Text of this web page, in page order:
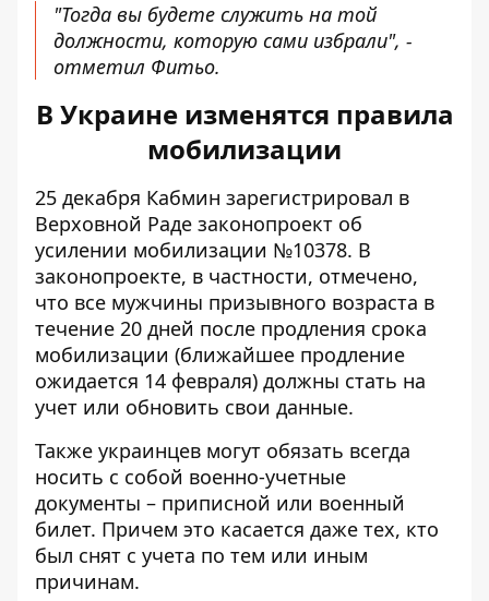
"Тогда вы будете служить на той
должности, которую сами избрали", -
отметил Фитьо.
В Украине изменятся правила
мобилизации
25 декабря Кабмин зарегистрировал в
Верховной Раде законопроект об
усилении мобилизации №10378. В
законопроекте, в частности, отмечено,
что все мужчины призывного возраста в
течение 20 дней после продления срока
мобилизации (ближайшее продление
ожидается 14 февраля) должны стать на
учет или обновить свои данные.
Также украинцев могут обязать всегда
носить с собой военно-учетные
документы – приписной или военный
билет. Причем это касается даже тех, кто
был снят с учета по тем или иным
причинам.